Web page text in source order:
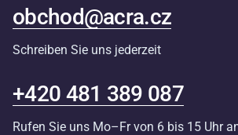
obchod@acra.cz
Schreiben Sie uns jederzeit
+420 481 389 087
Rufen Sie uns Mo–Fr von 6 bis 15 Uhr